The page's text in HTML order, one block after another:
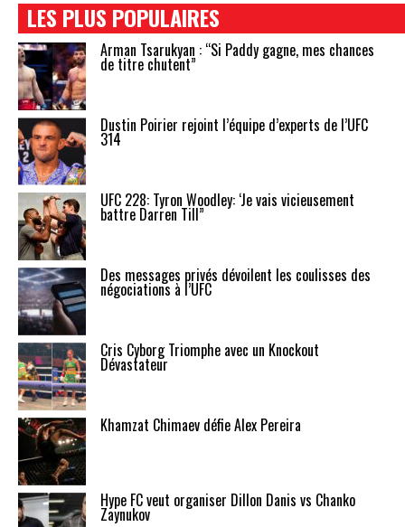
LES PLUS POPULAIRES
Arman Tsarukyan : “Si Paddy gagne, mes chances
de titre chutent”
Dustin Poirier rejoint l’équipe d’experts de l’UFC
314
UFC 228: Tyron Woodley: ‘Je vais vicieusement
battre Darren Till”
Des messages privés dévoilent les coulisses des
négociations à l’UFC
Cris Cyborg Triomphe avec un Knockout
Dévastateur
Khamzat Chimaev défie Alex Pereira
Hype FC veut organiser Dillon Danis vs Chanko
Zaynukov